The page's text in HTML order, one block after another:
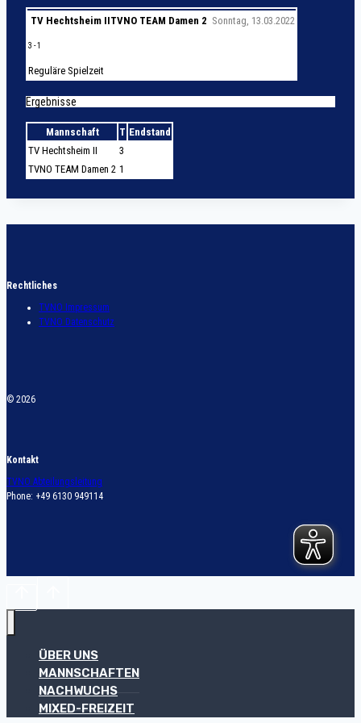
TV Hechtsheim IITVNO TEAM Damen 2 Sonntag, 13.03.2022
3 -1
Reguläre Spielzeit
Ergebnisse
Mannschaft T Endstand
TV Hechtsheim II
3
TVNO TEAM Damen 2 1
Rechtliches
TVNO Impressum
TVNO Datenschutz
© 2026
Kontakt
TVNO Abteilungsleitung
Phone: +49 6130 949114
ÜBER UNS
MANNSCHAFTEN
NACHWUCHS
MIXED-FREIZEIT